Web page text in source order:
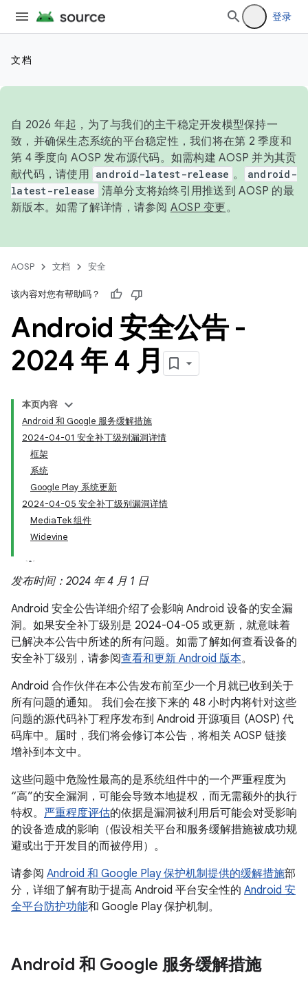
登录
文档
自 2026 年起，为了与我们的主干稳定开发模型保持一
致，并确保生态系统的平台稳定性，我们将在第 2 季度和
第 4 季度向 AOSP 发布源代码。如需构建 AOSP 并为其贡
献代码，请使用 android-latest-release 。
android-
latest-release 清单分支将始终引用推送到 AOSP 的最
新版本。如需了解详情，请参阅 AOSP 变更。
AOSP 文档 安全
该内容对您有帮助吗？
Android 安全公告 -
2024 年 4 月
本页内容
Android 和 Google 服务缓解措施
2024-04-01 安全补丁级别漏洞详情
框架
系统
Google Play 系统更新
2024-04-05 安全补丁级别漏洞详情
MediaTek 组件
Widevine
发布时间：2024 年 4 月 1 日
Android 安全公告详细介绍了会影响 Android 设备的安全漏
洞。如果安全补丁级别是 2024-04-05 或更新，就意味着
已解决本公告中所述的所有问题。如需了解如何查看设备的
安全补丁级别，请参阅查看和更新 Android 版本。
Android 合作伙伴在本公告发布前至少一个月就已收到关于
所有问题的通知。 我们会在接下来的 48 小时内将针对这些
问题的源代码补丁程序发布到 Android 开源项目 (AOSP) 代
码库中。届时，我们将会修订本公告，将相关 AOSP 链接
增补到本文中。
这些问题中危险性最高的是系统组件中的一个严重程度为
“高”的安全漏洞，可能会导致本地提权，而无需额外的执行
特权。 严重程度评估的依据是漏洞被利用后可能会对受影响
的设备造成的影响（假设相关平台和服务缓解措施被成功规
避或出于开发目的而被停用）。
请参阅 Android 和 Google Play 保护机制提供的缓解措施部
分，详细了解有助于提高 Android 平台安全性的 Android 安
全平台防护功能和 Google Play 保护机制。
Android 和 Google 服务缓解措施